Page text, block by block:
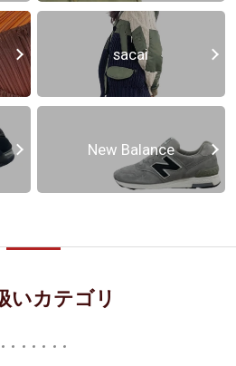
sacai
New Balance
いカテゴリ